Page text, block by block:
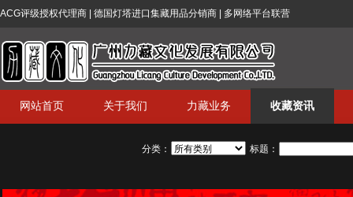
ACG评级授权代理商 | 德国灯塔进口集藏用品分销商 | 多网络平台联营
网站首页 关于我们 力藏业务 收藏资讯
分类： 标题：